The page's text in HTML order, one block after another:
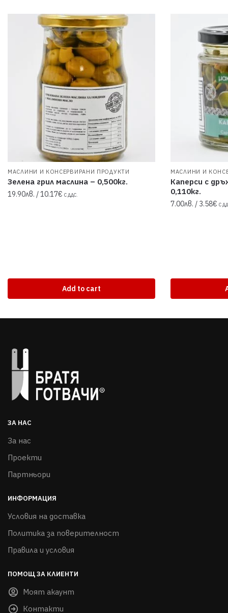
МАСЛИНИ И КОНСЕРВИРАНИ ПРОДУКТИ
Зелена грил маслина – 0,500кг.
19.90лв. / 10.17€ С ДДС.
Add to cart
МАСЛИНИ И
Каперси с
0,110кг.
7.00лв. / 3.58€ С
ЗА НАС
За нас
Проекти
Партньори
ИНФОРМАЦИЯ
Условия на доставка
Политика за поверителност
Правила и условия
ПОМОЩ ЗА КЛИЕНТИ
Моят акаунт
Контакти